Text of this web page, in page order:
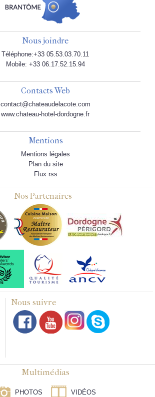
Nous joindre
Téléphone:+33 05.53.03.70.11
Mobile: +33 06.17.52.15.94
Contacts Web
contact@chateaudelacote.com
www.chateau-hotel-dordogne.fr
Mentions
Mentions légales
Plan du site
Flux rss
Nos Partenaires
Nous suivre
Multimédias
PHOTOS VIDÉOS